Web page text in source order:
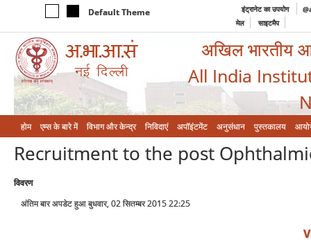
Default Theme इंट्रानेट का उपयोग
मेल
साइटमैप
अखिल भारतीय
All India
होम एम्‍स के बारे में विभाग और केन्‍द्र निविदाएं अपॉइंटमेंट अनुसंधान पुस्तकालय
Recruitment to the post
विवरण
अंतिम बार अपडेट हुआ बुधवार, 02 सितम्बर 2015 22:25